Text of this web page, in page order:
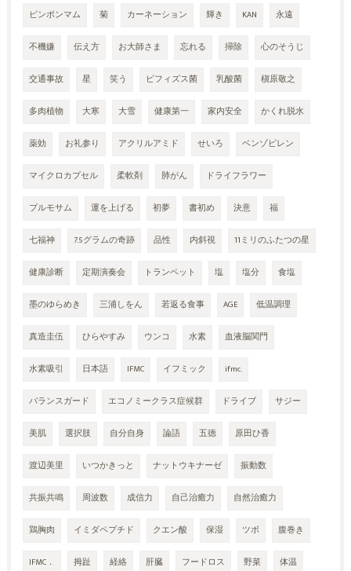
ピンポンマム 菊 カーネーション 輝き KAN 永遠
不機嫌 伝え方 お大師さま 忘れる 掃除 心のそうじ
交通事故 星 笑う ビフィズス菌 乳酸菌 槇原敬之
多肉植物 大寒 大雪 健康第一 家内安全 かくれ脱水
薬効 お礼参り アクリルアミド せいろ ベンゾピレン
マイクロカプセル 柔軟剤 肺がん ドライフラワー
プルモサム 運を上げる 初夢 書初め 決意 福
七福神 7.5グラムの奇跡 品性 内斜視 11ミリのふたつの星
健康診断 定期演奏会 トランペット 塩 塩分 食塩
墨のゆらめき 三浦しをん 若返る食事 AGE 低温調理
真造圭伍 ひらやすみ ウンコ 水素 血液脳関門
水素吸引 日本語 IFMC イフミック ifmc.
バランスガード エコノミークラス症候群 ドライブ サジー
美肌 選択肢 自分自身 論語 五徳 原田ひ香
渡辺美里 いつかきっと ナットウキナーゼ 振動数
共振共鳴 周波数 成信力 自己治癒力 自然治癒力
鶏胸肉 イミダペプチド クエン酸 保湿 ツボ 腹巻き
IFMC． 拇趾 経絡 肝臓 フードロス 野菜 体温